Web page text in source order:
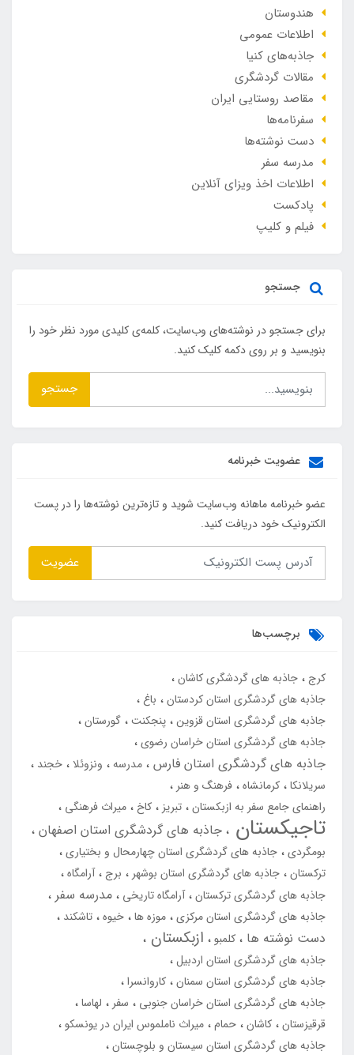
هندوستان
اطلاعات عمومی
جاذبه‌های کنیا
مقالات گردشگری
مقاصد روستایی ایران
سفرنامه‌ها
دست نوشته‌ها
مدرسه سفر
اطلاعات اخذ ویزای آنلاین
پادکست
فیلم و کلیپ
جستجو
برای جستجو در نوشته‌های وب‌سایت، کلمه‌ی کلیدی مورد نظر خود را
بنویسید و بر روی دکمه کلیک کنید.
جستجو
عضویت خبرنامه
عضو خبرنامه ماهانه وب‌سایت شوید و تازه‌ترین نوشته‌ها را در پست
الکترونیک خود دریافت کنید.
عضویت
برچسب‌ها
کرج جاذبه های گردشگری کاشان
جاذبه های گردشگری استان کردستان
باغ
جاذبه های گردشگری استان قزوین پنجکنت گورستان
جاذبه های گردشگری استان خراسان رضوی
جاذبه های گردشگری استان فارس مدرسه ونزوئلا
خجند
سریلانکا کرمانشاه فرهنگ و هنر
راهنمای جامع سفر به ازبکستان تبریز کاخ میراث فرهنگی
تاجیکستان جاذبه های گردشگری استان اصفهان
بومگردی جاذبه های گردشگری استان چهارمحال و بختیاری
ترکستان جاذبه های گردشگری استان بوشهر برج آرامگاه
جاذبه های گردشگری ترکستان آرامگاه تاریخی مدرسه سفر
جاذبه های گردشگری استان مرکزی موزه ها خیوه تاشکند
دست نوشته ها کلمبو ازبکستان
جاذبه های گردشگری استان اردبیل
جاذبه های گردشگری استان سمنان کاروانسرا
جاذبه های گردشگری استان خراسان جنوبی
سفر
لهاسا
قرقیزستان کاشان حمام میراث ناملموس ایران در یونسکو
جاذبه های گردشگری استان سیستان و بلوچستان